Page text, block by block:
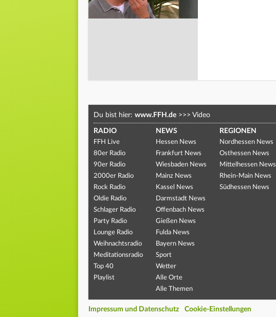
Du bist hier: www.FFH.de >>> Video
RADIO
FFH Live
80er Radio
90er Radio
2000er Radio
Rock Radio
Oldie Radio
Schlager Radio
Party Radio
Lounge Radio
Weihnachtsradio
Meditationsradio
Top 40
Playlist
NEWS
Hessen News
Frankfurt News
Wiesbaden News
Mainz News
Kassel News
Darmstadt News
Offenbach News
Gießen News
Fulda News
Bayern News
Sport
Wetter
Alle Orte
Alle Themen
REGIONEN
Nordhessen News
Osthessen News
Mittelhessen News
Rhein-Main News
Südhessen News
Impressum und Datenschutz Cookie-Einstellungen